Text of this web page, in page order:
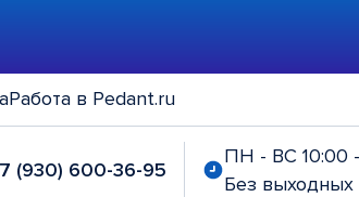
Работа в Pedant.ru
(930) 600-36-95
ПН - ВС 10:00
Без выходных